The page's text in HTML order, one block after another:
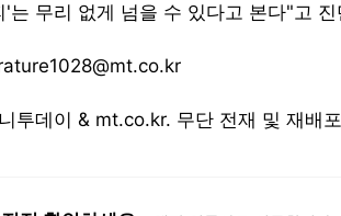
'는 무리 없게 넘을 수 있다고 본다"고 진
투데이 & mt.co.kr. 무단 전재 및 재배